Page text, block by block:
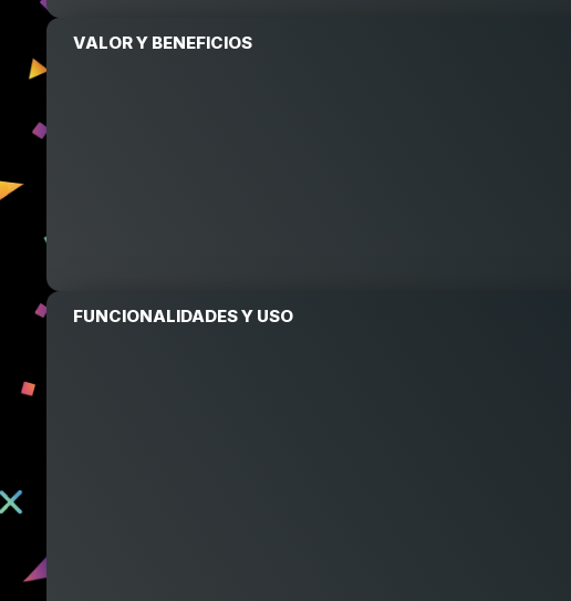
VALOR Y BENEFICIOS
FUNCIONALIDADES Y USO